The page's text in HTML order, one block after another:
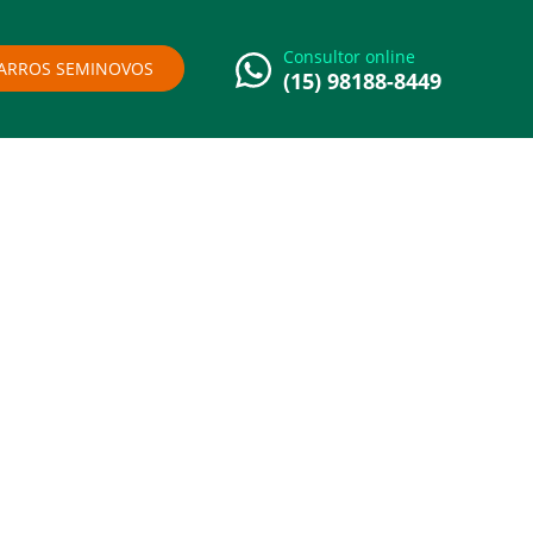
SEMINOVOS
Consultor online
(15) 98188-8449